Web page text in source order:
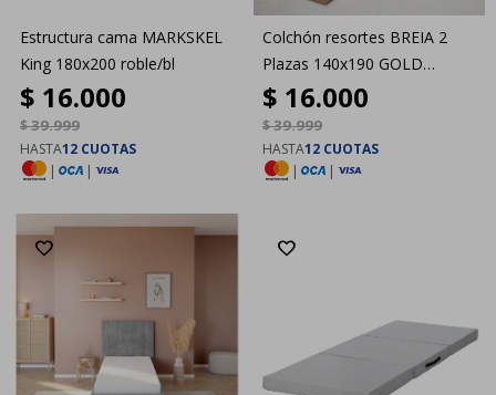
Estructura cama MARKSKEL
King 180x200 roble/bl
$ 16.000
$39.999
HASTA12 CUOTAS
|
|
Colchón resortes BREIA 2
Plazas 140x190 GOLD
Intermedio
$ 16.000
$39.999
HASTA12 CUOTAS
|
|